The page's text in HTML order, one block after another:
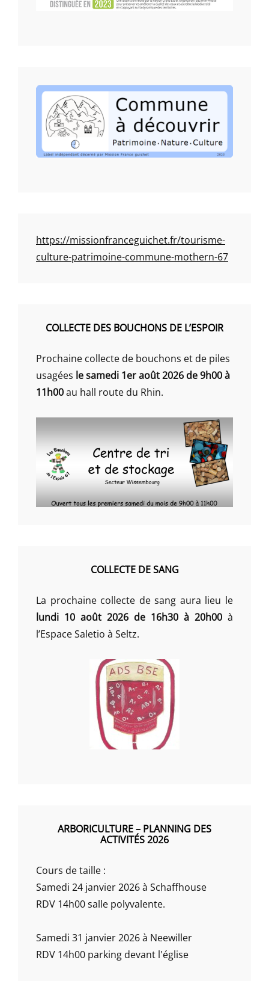
https://missionfranceguichet.fr/tourisme-
culture-patrimoine-commune-mothern-67
COLLECTE DES BOUCHONS DE L’ESPOIR
Prochaine collecte de bouchons et de piles
usagées le samedi 1er août 2026 de 9h00 à
11h00au hall route du Rhin.
COLLECTE DE SANG
La prochaine collecte de sang aura lieu le
lundi 10 août 2026 de 16h30 à 20h00 à
l’Espace Saletio à Seltz.
ARBORICULTURE – PLANNING DES
ACTIVITÉS 2026
Cours de taille :
Samedi 24 janvier 2026 à Schaffhouse
RDV 14h00 salle polyvalente.
Samedi 31 janvier 2026 à Neewiller
RDV 14h00 parking devant l'église